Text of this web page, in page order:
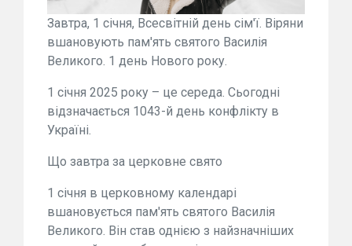
Завтра, 1 січня, Всесвітній день сім'ї. Віряни
вшановують пам'ять святого Василія
Великого. 1 день Нового року.
1 січня 2025 року – це середа. Сьогодні
відзначається 1043-й день конфлікту в
Україні.
Що завтра за церковне свято
1 січня в церковному календарі
вшановується пам'ять святого Василія
Великого. Він став однією з найзначніших